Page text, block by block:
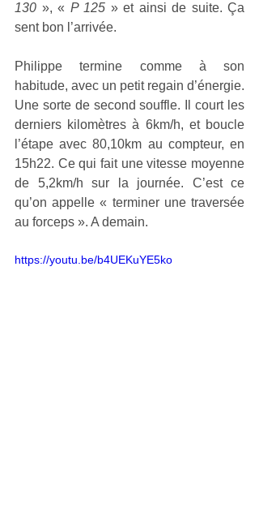
130 », « P 125 » et ainsi de suite. Ça
sent bon l’arrivée.
Philippe termine comme à son
habitude, avec un petit regain d’énergie.
Une sorte de second souffle. Il court les
derniers kilomètres à 6km/h, et boucle
l’étape avec 80,10km au compteur, en
15h22. Ce qui fait une vitesse moyenne
de 5,2km/h sur la journée. C’est ce
qu’on appelle « terminer une traversée
au forceps ». A demain.
https://youtu.be/b4UEKuYE5ko